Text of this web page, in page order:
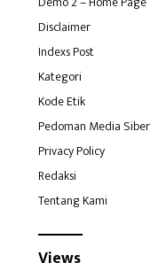
Disclaimer
Indexs Post
Kategori
Kode Etik
Pedoman Media Siber
Privacy Policy
Redaksi
Tentang Kami